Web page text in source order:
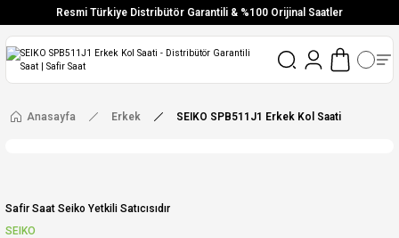
Resmi Türkiye Distribütör Garantili & %100 Orijinal Saatler
Vade Farksız 6 Taksit
Ücretsiz Kargo
Anasayfa Erkek SEIKO SPB511J1 Erkek Kol Saati
Safir Saat Seiko Yetkili Satıcısıdır
SEIKO